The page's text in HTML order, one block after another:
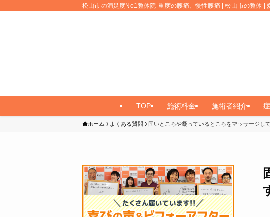
松山市の満足度No1整体院-重度の腰痛、慢性腰痛 | 松山市の整体 |
TOP 施術料金 施術者紹介
ホーム よくある質問 固いところや凝っているところをマッサージし